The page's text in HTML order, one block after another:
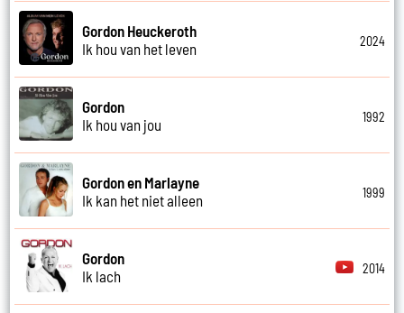
Gordon Heuckeroth
Ik hou van het leven
2024
Gordon
Ik hou van jou
1992
Gordon en Marlayne
Ik kan het niet alleen
1999
Gordon
Ik lach
2014